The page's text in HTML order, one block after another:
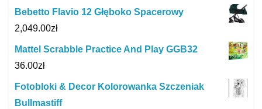
Bebetto Flavio 12 Głęboko Spacerowy
2,049.00zł
Mattel Scrabble Practice And Play GGB32
36.00zł
Fotobloki & Decor Kolorowanka Szczeniak
Bullmastiff